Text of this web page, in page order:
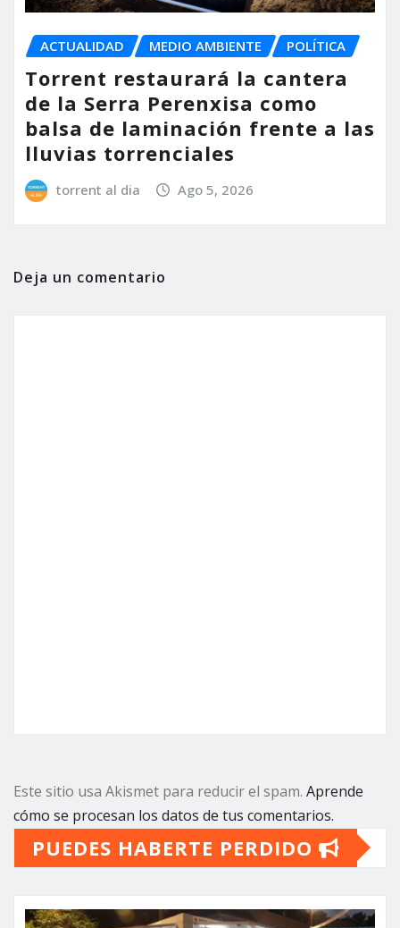
ACTUALIDAD MEDIO AMBIENTE POLÍTICA
Torrent restaurará la cantera
de la Serra Perenxisa como
balsa de laminación frente a las
lluvias torrenciales
torrent al dia Ago 5, 2026
Deja un comentario
Este sitio usa Akismet para reducir el spam. Aprende
cómo se procesan los datos de tus comentarios.
PUEDES HABERTE PERDIDO